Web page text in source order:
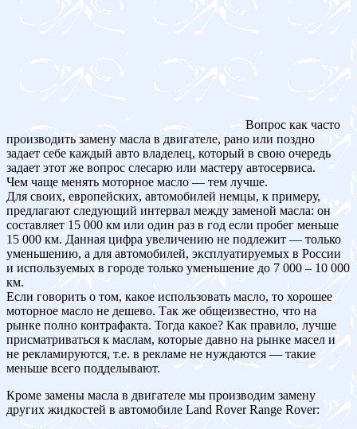
Вопрос как часто
производить замену масла в двигателе, рано или поздно
задает себе каждый авто владелец, который в свою очередь
задает этот же вопрос слесарю или мастеру автосервиса.
Чем чаще менять моторное масло — тем лучше.
Для своих, европейских, автомобилей немцы, к примеру,
предлагают следующий интервал между заменой масла: он
составляет 15 000 км или один раз в год если пробег меньше
15 000 км. Данная цифра увеличению не подлежит — только
уменьшению, а для автомобилей, эксплуатируемых в России
и используемых в городе только уменьшение до 7 000 – 10 000
км.
Если говорить о том, какое использовать масло, то хорошее
моторное масло не дешево. Так же общеизвестно, что на
рынке полно контрафакта. Тогда какое? Как правило, лучше
присматриваться к маслам, которые давно на рынке масел и
не рекламируются, т.е. в рекламе не нуждаются — такие
меньше всего подделывают.
Кроме замены масла в двигателе мы производим замену
других жидкостей в автомобиле Land Rover Range Rover: